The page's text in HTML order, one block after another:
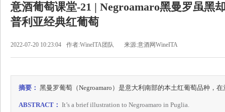
意酒葡萄课堂-21 | Negroamaro黑曼罗虽黑
普利亚经典红葡萄
2022-07-20 10:23:04 作者:WineITA团队 来源:意酒网WineITA
摘要： 黑曼罗葡萄（Negroamaro）是意大利南部的本土红葡萄品种，
ABSTRACT： It’s a brief illustration to Negroamaro in Puglia.